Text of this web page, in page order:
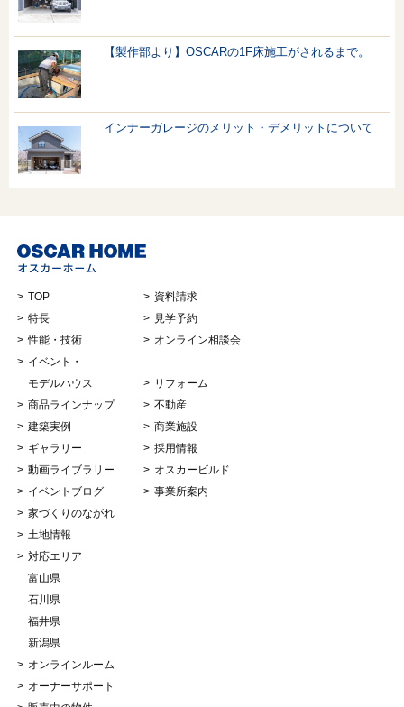
【製作部より】OSCARの1F床施工がされるまで。
インナーガレージのメリット・デメリットについて
TOP
特長
性能・技術
イベント・
モデルハウス
商品ラインナップ
建築実例
ギャラリー
動画ライブラリー
イベントブログ
家づくりのながれ
土地情報
対応エリア
富山県
石川県
福井県
新潟県
オンラインルーム
オーナーサポート
資料請求
見学予約
オンライン相談会
リフォーム
不動産
商業施設
採用情報
オスカービルド
事業所案内